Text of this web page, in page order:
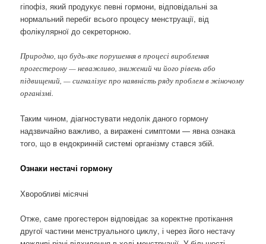
гіпофіз, який продукує певні гормони, відповідальні за
нормальний перебіг всього процесу менструації, від
фолікулярної до секреторною.
Природно, що будь-яке порушення в процесі вироблення
прогестерону — неважливо, знижений чи його рівень або
підвищений, — сигналізує про наявність ряду проблем в жіночому
організмі.
Таким чином, діагностувати недолік даного гормону
надзвичайно важливо, а виражені симптоми — явна ознака
того, що в ендокринній системі організму стався збій.
Ознаки нестачі гормону
Хворобливі місячні
Отже, саме прогестерон відповідає за коректне протікання
другої частини менструального циклу, і через його нестачу